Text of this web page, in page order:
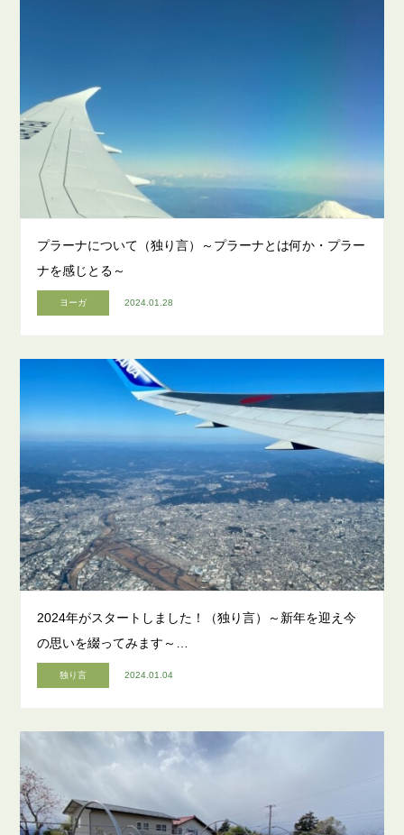
プラーナについて（独り言）～プラーナとは何か・プラー
ナを感じとる～
ヨーガ 2024.01.28
2024年がスタートしました！（独り言）～新年を迎え今
の思いを綴ってみます～…
独り言 2024.01.04